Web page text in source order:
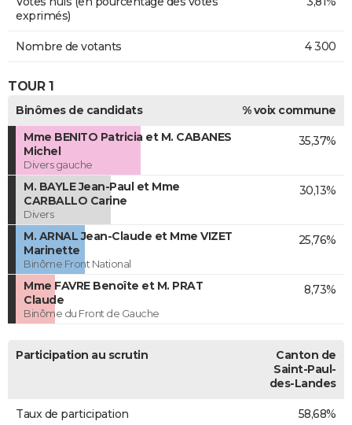
exprimés)
Nombre de votants 4 300
TOUR 1
Binômes de candidats
% voix commune
Mme BENITO Patricia et M. CABANES
Michel
Divers gauche
35,37%
M. BAYLE Jean-Paul et Mme
CARBALLO Carine
Divers
30,13%
M. ARNAL Jean-Claude et Mme VIZET
Marinette
Binôme Front National
25,76%
Mme FAVRE Benoîte et M. PRAT
Claude
Binôme du Front de Gauche
8,73%
Participation au scrutin
Canton de
Saint-Paul-
des-Landes
Taux de participation 58,68%